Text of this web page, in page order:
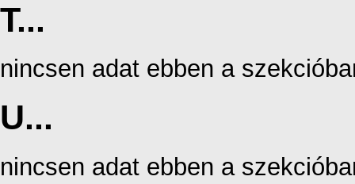
T...
nincsen adat ebben a
U...
nincsen adat ebben a